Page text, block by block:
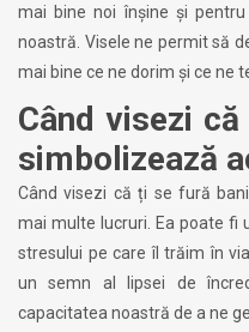
mai bine noi înșine și
noastră. Visele ne permit să
mai bine ce ne dorim și ce ne
Când visezi
simbolizează
Când visezi că ți se fură
mai multe lucruri. Ea poate fi
stresului pe care îl trăim în
un semn al lipsei de
capacitatea noastră de a ne